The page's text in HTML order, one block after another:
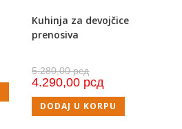
Kuhinja za devojčice
prenosiva
5.280,00рсд
4.290,00 рсд
DODAJ U KORPU